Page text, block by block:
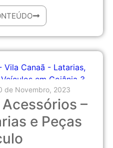
de Novembro, 2023
–
e Peças